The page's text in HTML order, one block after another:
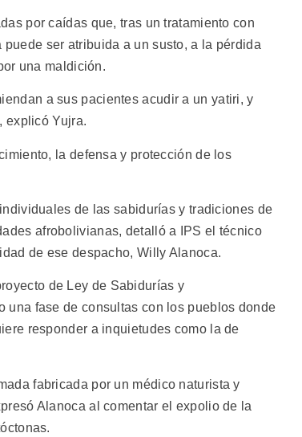
por caídas que, tras un tratamiento con
ser atribuida a un susto, a la pérdida
una maldición.
a sus pacientes acudir a un yatiri, y
explicó Yujra.
la defensa y protección de los
de las sabidurías y tradiciones de
afrobolivianas, detalló a IPS el técnico
de ese despacho, Willy Alanoca.
de Ley de Sabidurías y
fase de consultas con los pueblos donde
responder a inquietudes como la de
fabricada por un médico naturista y
Alanoca al comentar el expolio de la